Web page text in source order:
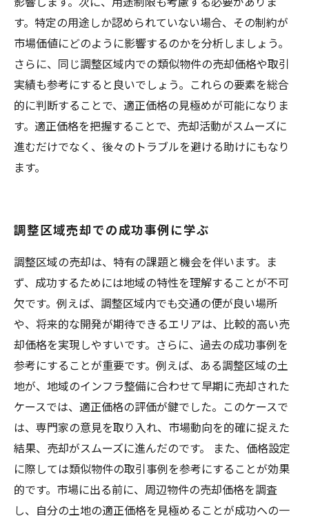
す。特定の用途しか認められていない場合、その制約が
市場価値にどのように影響するのかを分析しましょう。
さらに、同じ調整区域内での類似物件の売却価格や取引
実績も参考にすると良いでしょう。これらの要素を総合
的に判断することで、適正価格の見極めが可能になりま
す。適正価格を把握することで、売却活動がスムーズに
進むだけでなく、後々のトラブルを避ける助けにもなり
ます。
調整区域売却での成功事例に学ぶ
調整区域の売却は、特有の課題と機会を伴います。ま
ず、成功するためには地域の特性を理解することが不可
欠です。例えば、調整区域内でも交通の便が良い場所
や、将来的な開発が期待できるエリアは、比較的高い売
却価格を実現しやすいです。さらに、過去の成功事例を
参考にすることが重要です。例えば、ある調整区域の土
地が、地域のインフラ整備に合わせて早期に売却された
ケースでは、適正価格の評価が鍵でした。このケースで
は、専門家の意見を取り入れ、市場動向を的確に捉えた
結果、売却がスムーズに進んだのです。 また、価格設定
に際しては類似物件の取引事例を参考にすることが効果
的です。市場に出る前に、周辺物件の売却価格を調査
し、自分の土地の適正価格を見極めることが成功への一